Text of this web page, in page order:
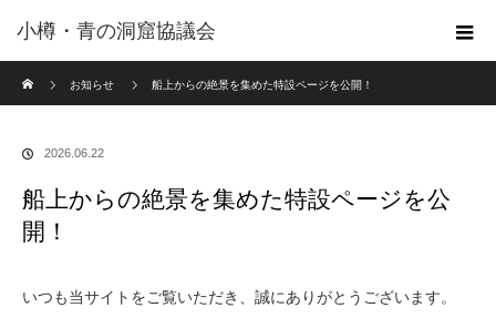
小樽・青の洞窟協議会
お知らせ
船上からの絶景を集めた特設ページを公開！
2026.06.22
船上からの絶景を集めた特設ページを公
開！
いつも当サイトをご覧いただき、誠にありがとうございます。